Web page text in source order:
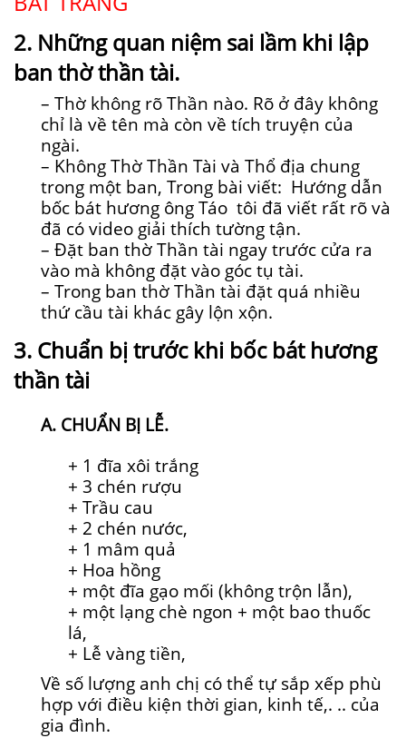
2. Những quan niệm sai lầm khi lập
ban thờ thần tài.
– Thờ không rõ Thần nào. Rõ ở đây không
chỉ là về tên mà còn về tích truyện của
ngài.
– Không Thờ Thần Tài và Thổ địa chung
trong một ban, Trong bài viết: Hướng dẫn
bốc bát hương ông Táo tôi đã viết rất rõ và
đã có video giải thích tường tận.
– Đặt ban thờ Thần tài ngay trước cửa ra
vào mà không đặt vào góc tụ tài.
– Trong ban thờ Thần tài đặt quá nhiều
thứ cầu tài khác gây lộn xộn.
3. Chuẩn bị trước khi bốc bát hương
thần tài
A. CHUẨN BỊ LỄ.
+ 1 đĩa xôi trắng
+ 3 chén rượu
+ Trầu cau
+ 2 chén nước,
+ 1 mâm quả
+ Hoa hồng
+ một đĩa gạo mối (không trộn lẫn),
+ một lạng chè ngon + một bao thuốc
lá,
+ Lễ vàng tiền,
Về số lượng anh chị có thể tự sắp xếp phù
hợp với điều kiện thời gian, kinh tế,. .. của
gia đình.